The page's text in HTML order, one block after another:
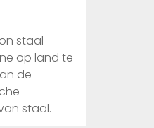
staal
op land te
de
staal.